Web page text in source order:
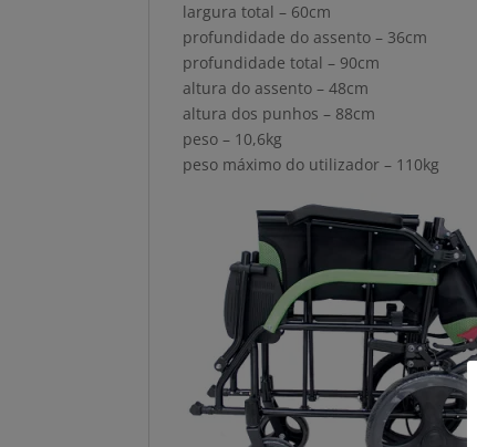
largura total – 60cm
profundidade do assento – 36cm
profundidade total – 90cm
altura do assento – 48cm
altura dos punhos – 88cm
peso – 10,6kg
peso máximo do utilizador – 110kg